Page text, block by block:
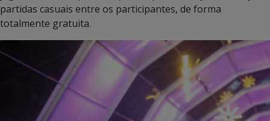
partidas casuais entre os participantes, de forma
totalmente gratuita.